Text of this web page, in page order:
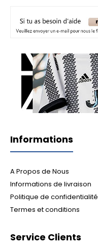
Informations
A Propos de Nous
Informations de livraison
Politique de confidentialité
Termes et conditions
Service Clients